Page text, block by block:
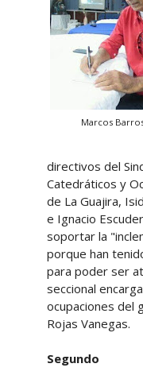
Marcos
directivos del
Catedráticos y
de La Guajira,
e Ignacio
soportar la
porque han
para poder ser
seccional
ocupaciones del
Rojas Vanegas.
Segundo